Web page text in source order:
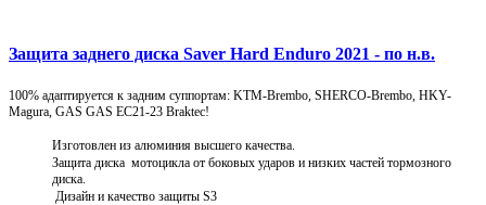
Защита заднего диска Saver Hard Enduro 2021 - по н.в.
100% адаптируется к задним суппортам: KTM-Brembo, SHERCO-Brembo, HKY-
Magura, GAS GAS EC21-23 Braktec!
Изготовлен из алюминия высшего качества.
Защита диска мотоцикла от боковых ударов и низких частей тормозного
диска.
Дизайн и качество защиты S3